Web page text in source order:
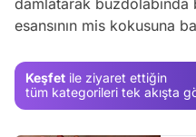
esansının mis kokusuna
Keşfet ile ziyaret ettiğin
tüm kategorileri tek akışta